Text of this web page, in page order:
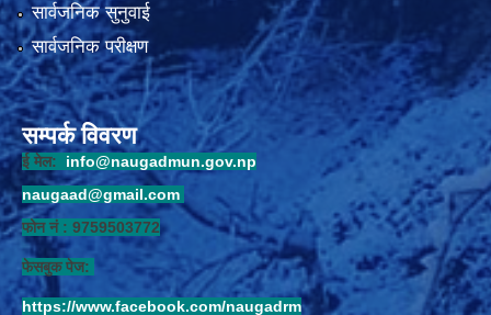
सार्वजनिक सुनुवाई
सार्वजनिक परीक्षण
सम्पर्क विवरण
ई मेल: info@naugadmun.gov.np
naugaad@gmail.com
फोन नं : 9759503772
फेसबुक पेज:
https://www.facebook.com/naugadrm